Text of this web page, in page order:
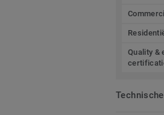
Quality &